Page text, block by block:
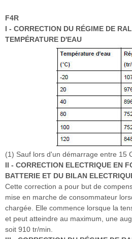
F4R
I - CORRECTION DU RÉGIME DE
TEMPÉRATURE D'EAU
(1) Sauf lors d'un démarrage entre 15
II - CORRECTION ELECTRIQUE EN
BATTERIE ET DU BILAN
Cette correction a pour but de
mise en marche de consommateur
chargée. Elle commence lorsque la
et peut atteindre au maximum, une
soit 910 tr/min.